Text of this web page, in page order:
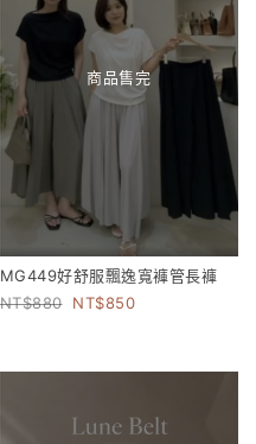
商品售完
MG449好舒服飄逸寬褲管長褲
880
850